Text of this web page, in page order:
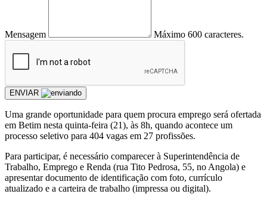
Mensagem Máximo 600 caracteres.
ENVIAR
Uma grande oportunidade para quem procura emprego será ofertada
em Betim nesta quinta-feira (21), às 8h, quando acontece um
processo seletivo para 404 vagas em 27 profissões.
Para participar, é necessário comparecer à Superintendência de
Trabalho, Emprego e Renda (rua Tito Pedrosa, 55, no Angola) e
apresentar documento de identificação com foto, currículo
atualizado e a carteira de trabalho (impressa ou digital).